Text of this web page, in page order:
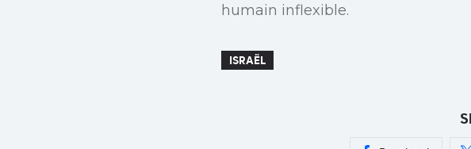
humain inflexible.
ISRAËL